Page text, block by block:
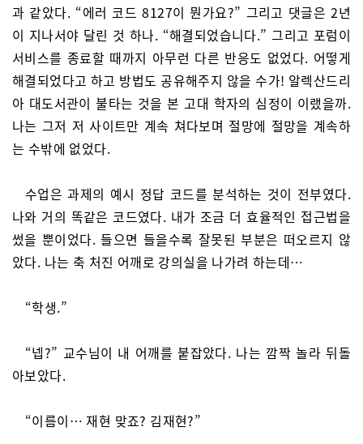
과 같았다. “에러 코드 8127이 뭔가요?” 그리고 댓글은 2년
이 지나서야 달린 것 하나. “해결되었습니다.” 그리고 포럼이
서비스를 종료할 때까지 아무런 다른 반응도 없었다. 어떻게
해결되었다고 하고 방법도 공유해주지 않을 수가! 알렉산드리
아 대도서관이 불타는 것을 본 고대 학자의 심정이 이랬을까.
나는 그저 저 사이트만 계속 쳐다보며 절망에 절망을 계속하
는 수밖에 없었다.
수업은 과제의 예시 정답 코드를 분석하는 것이 전부였다.
나와 거의 똑같은 코드였다. 내가 조금 더 효율적인 접근법을
썼을 뿐이었다. 들으면 들을수록 잘못된 부분은 떠오르지 않
았다. 나는 축 처진 어깨로 강의실을 나가려 하는데…
“학생.”
“넵?” 교수님이 내 어깨를 붙잡았다. 나는 깜짝 놀라 뒤돌
아보았다.
“이름이… 재현 맞죠? 김재현?”